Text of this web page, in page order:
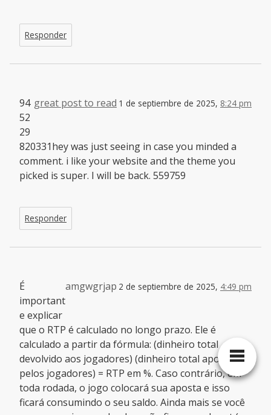
Responder
great post to read 1 de septiembre de 2025, 8:24 pm
94
52
29
820331hey was just seeing in case you minded a
comment. i like your website and the theme you
picked is super. I will be back. 559759
Responder
amgwgrjap 2 de septiembre de 2025, 4:49 pm
É
important
e explicar
que o RTP é calculado no longo prazo. Ele é
calculado a partir da fórmula: (dinheiro total
devolvido aos jogadores) (dinheiro total apostado
pelos jogadores) = RTP em %. Caso contrário, em
toda rodada, o jogo colocará sua aposta e isso
ficará consumindo o seu saldo. Ainda mais se você